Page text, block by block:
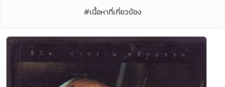
#เนื้อหาที่เกี่ยวข้อง